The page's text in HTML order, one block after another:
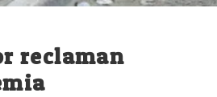
reclaman